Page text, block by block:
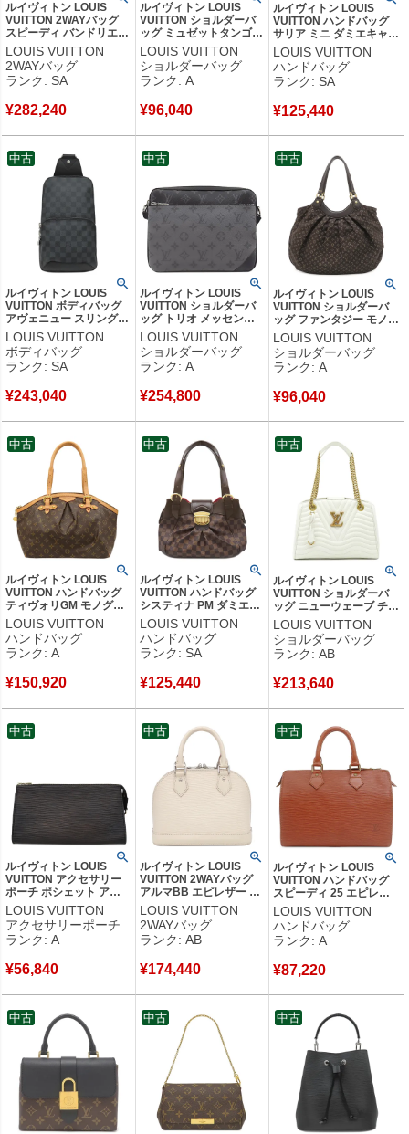
ルイヴィトン LOUIS
VUITTON 2WAYバッグ
スピーディ バンドリエー
ル 25 モノグラムキャン
バス モノグラム ゴール
ド金具 茶 M46977
MB3189 【保存袋】 【中
LOUIS VUITTON
2WAYバッグ
ランク: SA
¥282,240
ルイヴィトン LOUIS
VUITTON ショルダーバ
ッグ ミュゼットタンゴ
ショート モノグラムキャ
ンバス モノグラム ゴー
ルド金具 茶 ショルダー
N51255 LM1000 【中
LOUIS VUITTON
ショルダーバッグ
ランク: A
¥96,040
ルイヴィトン LOUIS
VUITTON ハンドバッグ
サリア ミニ ダミエキャン
バス ダミエエベヌ ゴール
ド金具 茶 赤 N51286
CA1001 【中古】新品同
様品
LOUIS VUITTON
ハンドバッグ
ランク: SA
¥125,440
ルイヴィトン LOUIS
VUITTON ボディバッグ
アヴェニュー スリングバ
ッグ ダミエグラフィット
キャンバス ダミエグラフ
ィット シルバー金具
N41719 RFID 【中古】
LOUIS VUITTON
ボディバッグ
ランク: SA
¥243,040
中古
ルイヴィトン LOUIS
VUITTON ショルダーバ
ッグ トリオ メッセンジ
ャー モノグラムエクリプ
ス モノグラムエクリプス
リバースキャンバス モノ
グラムエクリプス シルバ
M69443 RFID 【箱】
LOUIS VUITTON
ショルダーバッグ
ランク: A
¥254,800
中古
ルイヴィトン LOUIS
VUITTON ショルダーバ
ッグ ファンタジー モノグ
ラムイディール フザン ゴ
ールド金具 茶 トート 肩
掛け M40408 SN0121
【中古】中古美品
LOUIS VUITTON
ショルダーバッグ
ランク: A
¥96,040
中古
ルイヴィトン LOUIS
VUITTON ハンドバッグ
ティヴォリGM モノグラ
ムキャンバス モノグラム
ゴールド金具 茶 トート
肩掛け M40144 MB2110
【中古】中古美品
LOUIS VUITTON
ハンドバッグ
ランク: A
¥150,920
中古
ルイヴィトン LOUIS
VUITTON ハンドバッグ
システィナ PM ダミエキ
ャンバス ダミエ ゴール
ド金具 茶 肩掛け N41542
FL1181 【中古】新品同
様品
LOUIS VUITTON
ハンドバッグ
ランク: SA
¥125,440
中古
ルイヴィトン LOUIS
VUITTON ショルダーバ
ッグ ニューウェーブ チェ
ーントート カーフ スノー
ゴールド金具 白 ショルダ
ー M51978 TJ2138 【保
存袋】 【中古】中古品
LOUIS VUITTON
ショルダーバッグ
ランク: AB
¥213,640
中古
ルイヴィトン LOUIS
VUITTON アクセサリー
ポーチ ポシェット アク
セソワール エピレザー
ブラック ゴールド金具
黒 ハンドバッグ ミニバ
ッグ M52942 AR0010
LOUIS VUITTON
アクセサリーポーチ
ランク: A
¥56,840
中古
ルイヴィトン LOUIS
VUITTON 2WAYバッグ
アルマBB エピレザー ク
オーツ シルバー金具 オ
フホワイト ショルダー
ハンドバッグ M58706
RFID 【中古】中古品
LOUIS VUITTON
2WAYバッグ
ランク: AB
¥174,440
中古
ルイヴィトン LOUIS
VUITTON ハンドバッグ
スピーディ 25 エピレザ
ー ケニアブラウン ゴール
ド金具 茶 ボストン 鍵・
パドロック欠品 M43013
【中古】中古美品
LOUIS VUITTON
ハンドバッグ
ランク: A
¥87,220
中古
中古 中古 中古